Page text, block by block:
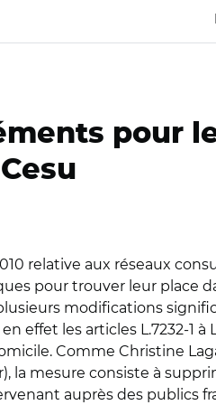
pour
relative aux réseaux
pour trouver leur place
modifications
les articles L.7232-1 à
Comme Christine
la mesure consiste à
auprès des publics